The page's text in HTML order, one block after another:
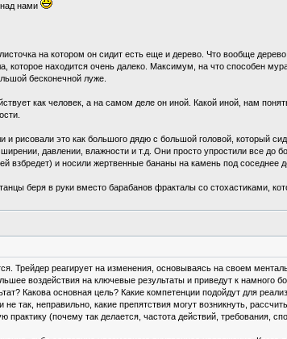
нами
на котором он сидит есть еще и дерево. Что вообще
которое находится очень далеко. Максимум, на что способен
бесконечной луже.
как человек, а на самом деле он иной. Какой иной, нам
рисовали это как большого дядю с большой головой, который
давлении, влажности и т.д. Они просто упростили все до
взбредет) и носили жертвенные бананы на камень под соседнее
беря в руки вместо барабанов фракталы со стохастиками,
Трейдер реагирует на изменения, основываясь на своем
воздействия на ключевые результаты и приведут к намного
Какова основная цель? Какие компетенции подойдут для
так, неправильно, какие препятствия могут возникнуть,
(почему так делается, частота действий, требования,